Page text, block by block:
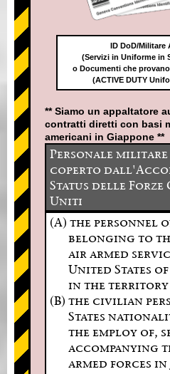
ID DoD/Militare
(Servizi in Uniforme in
o Documenti che
(ACTIVE DUTY
** Siamo un appaltatore
contratti diretti con basi
americani in Giappone **
Personale militare
coperto
Status delle Forze
Uniti
(A) the personnel
belonging to
air armed
United States
in the territory
(B) the civilian
States
the employ of,
accompanying
armed forces in